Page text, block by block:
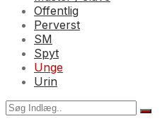
Offentlig
Perverst
SM
Spyt
Unge
Urin